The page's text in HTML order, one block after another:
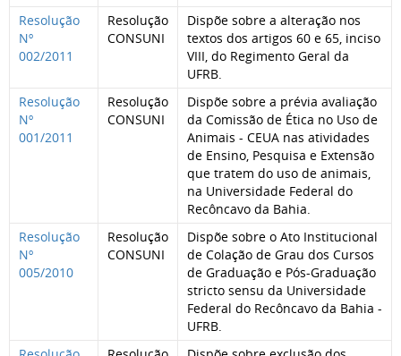
Resolução
Nº
002/2011
Resolução
CONSUNI
Dispõe sobre a alteração nos
textos dos artigos 60 e 65, inciso
VIII, do Regimento Geral da
UFRB.
Resolução
Nº
001/2011
Resolução
CONSUNI
Dispõe sobre a prévia avaliação
da Comissão de Ética no Uso de
Animais - CEUA nas atividades
de Ensino, Pesquisa e Extensão
que tratem do uso de animais,
na Universidade Federal do
Recôncavo da Bahia.
Resolução
Nº
005/2010
Resolução
CONSUNI
Dispõe sobre o Ato Institucional
de Colação de Grau dos Cursos
de Graduação e Pós-Graduação
stricto sensu da Universidade
Federal do Recôncavo da Bahia -
UFRB.